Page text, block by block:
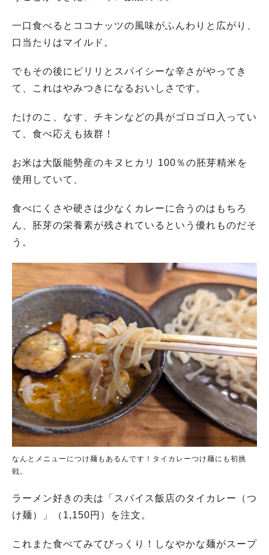
一口食べるとココナッツの風味がふんわりと広がり、
口当たりはマイルド。
でもその後にピリリとスパイシーな辛さがやってき
て、これはやみつきになるおいしさです。
たけのこ、なす、チキンなどの具がゴロゴロ入ってい
て、食べ応えも抜群！
お米は大阪能勢産のキヌヒカリ 100％の胚芽精米を
使用していて、
食べにくさや硬さは少なくカレーに合うのはもちろ
ん、胚芽の栄養素が残されているという優れものだそ
う。
なんとメニューにつけ麺もあるんです！タイカレーつけ麺にも初挑
戦。
ラーメン好きの夫は「スパイス飯店のタイカレー（つ
け麺）」（1,150円）を注文。
これまた食べてみてびっくり！しなやかな麺がスープ